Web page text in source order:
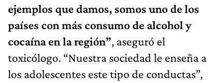
ejemplos que damos, somos uno de los
países con más consumo de alcohol y
cocaína en la región”, aseguró el
toxicólogo. “Nuestra sociedad le enseña a
los adolescentes este tipo de conductas”,